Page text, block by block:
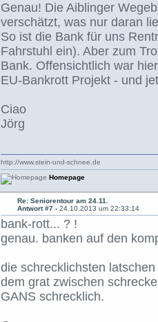
Genau! Die Aiblinger
verschätzt, was nur daran
So ist die Bank für uns
Fahrstuhl ein). Aber zum
Bank. Offensichtlich war
EU-Bankrott Projekt - und
Ciao
Jörg
http://www.stein-und-schnee.de
Homepage
Re: Seniorentour am 24.11.
Antwort #7 -24.10.2013 um 22:33:14
bank-rott... ? !
genau. banken auf den
die schrecklichsten
dem grat zwischen
GANS schrecklich.